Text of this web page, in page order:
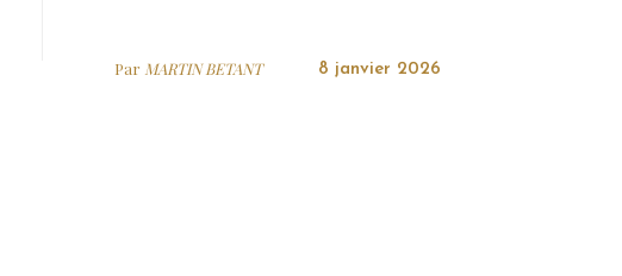
Par MARTIN BETANT 8 janvier 2026